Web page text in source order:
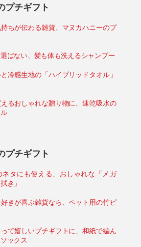
プチギフト
ちが伝わる雑貨、マヌカハニーのプ
ばない、髪も体も洗えるシャンプー
冷感生地の「ハイブリッドタオル」
るおしゃれな贈り物に、速乾吸水の
プチギフト
ネタにも使える、おしゃれな「メガ
き」
きが喜ぶ雑貨なら、ペット用の竹ピ
て嬉しいプチギフトに、和紙で編ん
ックス